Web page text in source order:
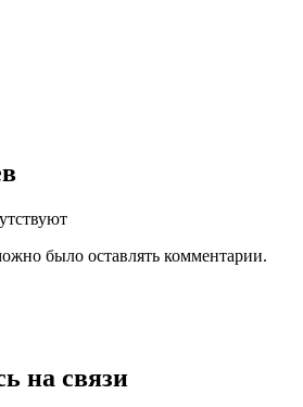
было оставлять комментарии.
на связи